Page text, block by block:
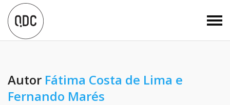
Autor Fátima Costa de Lima e
Fernando Marés